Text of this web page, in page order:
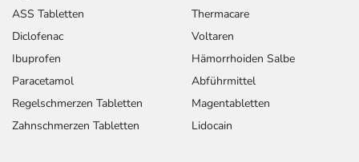
Anwendungshinweise
Die Gesamtdosis sollte nicht ohne Rücksprache mit
einem Arzt oder Apotheker überschritten werden.
Art der Anwendung?
ASS Tabletten
Diclofenac
Ibuprofen
Paracetamol
Regelschmerzen Tabletten
Zahnschmerzen Tabletten
Thermacare
Voltaren
Hämorrhoiden Salbe
Abführmittel
Magentabletten
Lidocain